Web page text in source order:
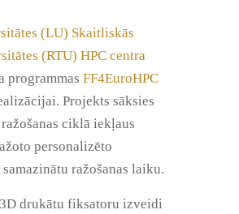
(LU) Skaitliskās
(RTU) HPC centra
programmasFF4EuroHPC
Projekts sāksies
ciklā iekļaus
personalizēto
ražošanas laiku.
drukātu fiksatoru izveidi